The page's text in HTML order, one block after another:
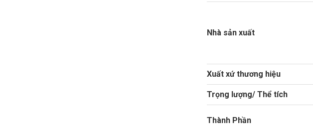
Nhà sản xuất
Xuất xứ thương hiệu
Trọng lượng/ Thể tích
Thành Phần